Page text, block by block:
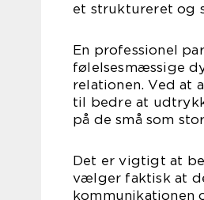
et struktureret og
En professionel
følelsesmæssige
relationen. Ved at
til bedre at
på de små som
Det er vigtigt at
vælger faktisk at
kommunikationen